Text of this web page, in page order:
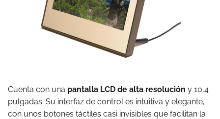
Cuenta con una pantalla LCD de alta resolución y 10,4
pulgadas. Su interfaz de control es intuitiva y elegante,
con unos botones táctiles casi invisibles que facilitan la